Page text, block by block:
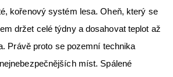
kořenový systém lesa. Oheň, který se
držet celé týdny a dosahovat teplot až
Právě proto se pozemní technika
míst. Spálené